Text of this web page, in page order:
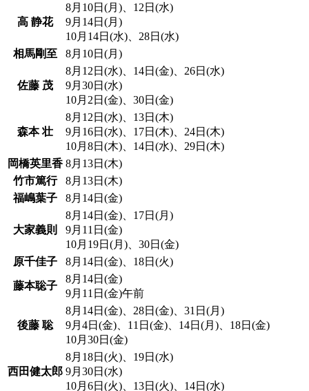
高 静花
8月10日(月)、12日(水)
9月14日(月)
10月14日(水)、28日(水)
相馬剛至
8月10日(月)
佐藤 茂
8月12日(水)、14日(金)、26日(水)
9月30日(水)
10月2日(金)、30日(金)
森本 壮
8月12日(水)、13日(木)
9月16日(水)、17日(木)、24日(木)
10月8日(木)、14日(水)、29日(木)
岡橋英里香 8月13日(木)
竹市篤行
8月13日(木)
福嶋葉子
8月14日(金)
大家義則
8月14日(金)、17日(月)
9月11日(金)
10月19日(月)、30日(金)
原千佳子
8月14日(金)、18日(火)
藤本聡子
8月14日(金)
9月11日(金)午前
後藤 聡
8月14日(金)、28日(金)、31日(月)
9月4日(金)、11日(金)、14日(月)、18日(金)
10月30日(金)
西田健太郎
8月18日(火)、19日(水)
9月30日(水)
10月6日(火)、13日(火)、14日(水)